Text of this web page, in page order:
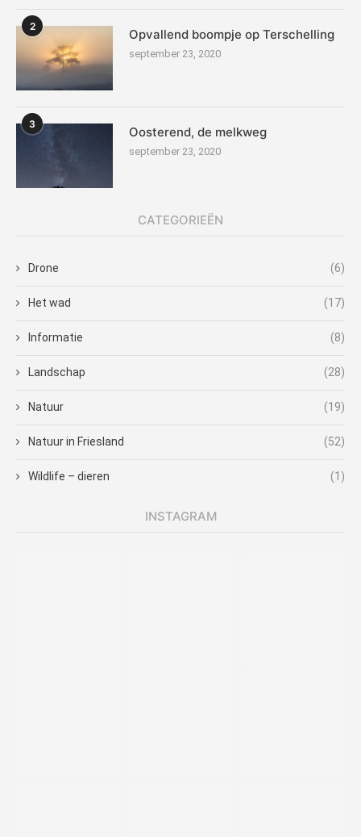
2
Opvallend boompje op Terschelling
september 23, 2020
3
Oosterend, de melkweg
september 23, 2020
CATEGORIEËN
Drone (6)
Het wad (17)
Informatie (8)
Landschap (28)
Natuur (19)
Natuur in Friesland (52)
Wildlife – dieren (1)
INSTAGRAM